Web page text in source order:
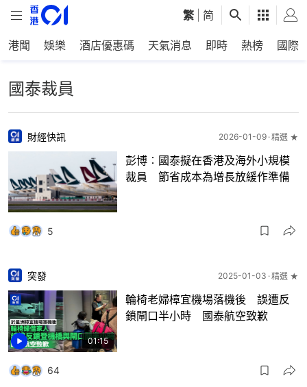
繁 简
港聞 娛樂 酒店優惠碼 天氣消息 即時 熱榜 國際
國泰裁員
財經快訊 2026-01-09 精選 ★
彭博︰國泰擬在香港及海外小規模
裁員 節省成本為增長放緩作準備
5
01:15
突發 2025-01-03 精選 ★
輪椅老婦樟宜機場落機後 誤遭反
鎖閘口半小時 國泰航空致歉
64